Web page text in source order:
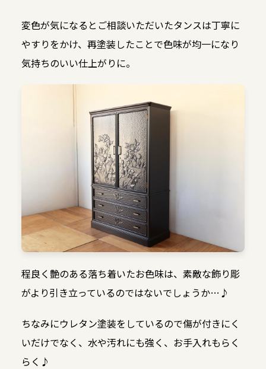
変色が気になるとご相談いただいたタンスは丁寧に
やすりをかけ、再塗装したことで色味が均一になり
気持ちのいい仕上がりに。
程良く艶のある落ち着いたお色味は、素敵な飾り彫
がより引き立っているのではないでしょうか…♪
ちなみにウレタン塗装をしているので傷が付きにく
いだけでなく、水や汚れにも強く、お手入れもらく
らく♪